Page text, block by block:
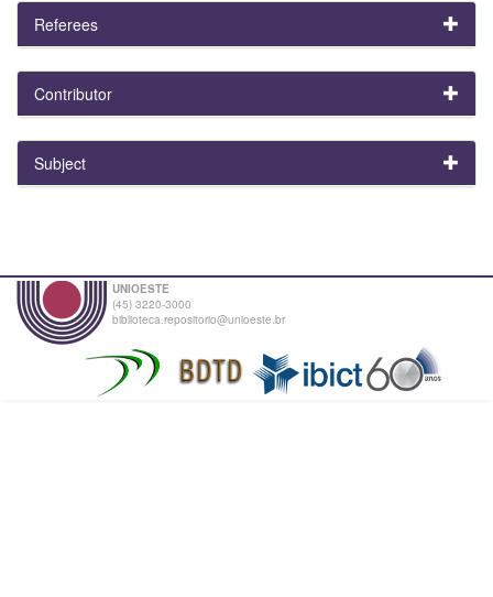
Referees
Contributor
Subject
UNIOESTE
(45) 3220-3000
biblioteca.repositorio@unioeste.br